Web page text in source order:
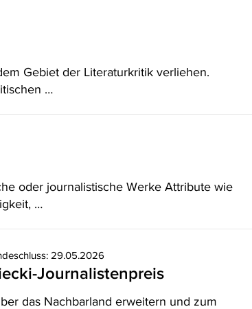
Gebiet der Literaturkritik verliehen.
…
oder journalistische Werke Attribute wie
…
29.05.2026
Journalistenpreis
das Nachbarland erweitern und zum